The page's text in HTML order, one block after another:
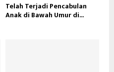
Telah Terjadi Pencabulan
Anak di Bawah Umur di...